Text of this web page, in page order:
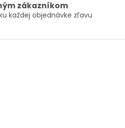
s
u
zákazníkom
každej objednávke zľavu